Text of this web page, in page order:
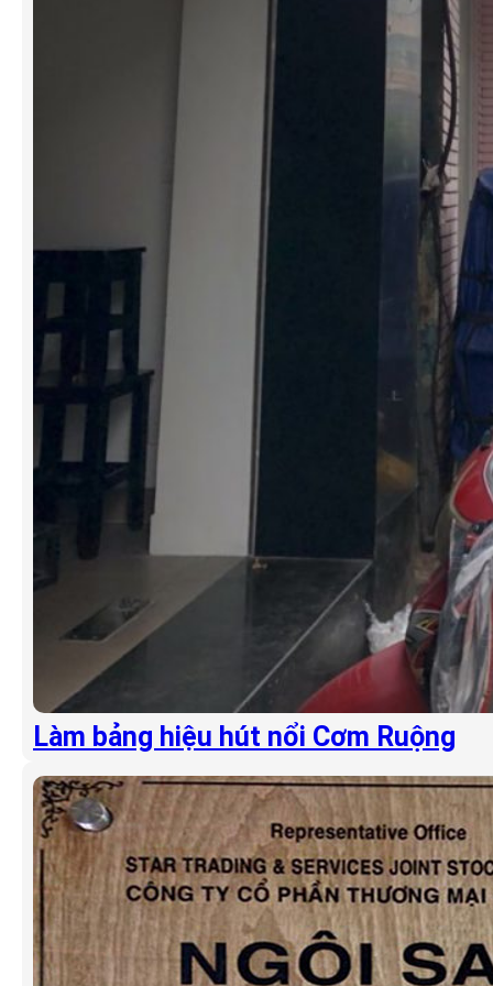
Làm bảng hiệu hút nổi Cơm Ruộng